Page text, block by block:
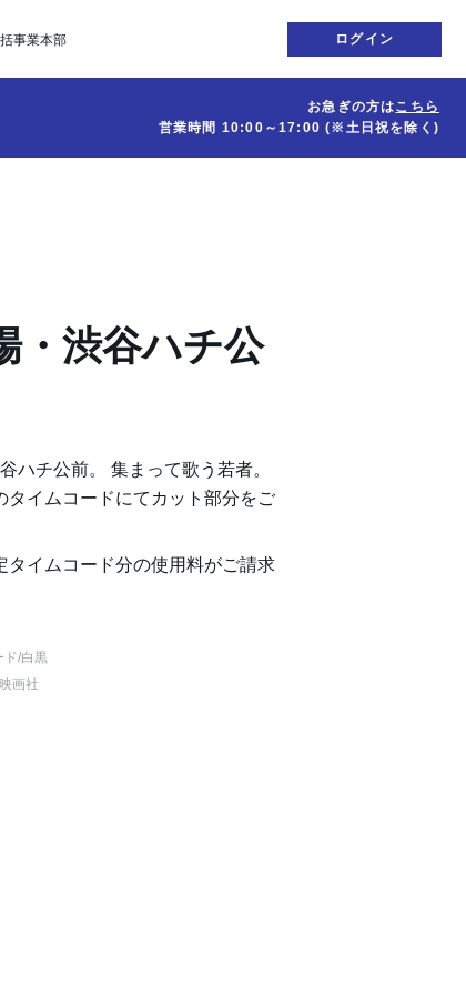
事業本部 ログイン
お急ぎの方はこちら
営業時間 10:00～17:00(※土日祝を除く)
・渋谷ハチ公
ハチ公前。 集まって歌う若者。
イムコードにてカット部分をご
イムコード分の使用料がご請求
ド/白黒
画社